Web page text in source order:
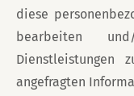
diese
bearbeiten
Dienstleistungen
angefragten